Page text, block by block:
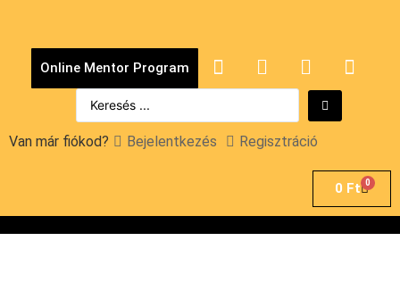
Online Mentor Program
Van már fiókod? Bejelentkezés Regisztráció
0 Ft 0